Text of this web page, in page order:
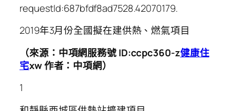
requestId:687bfdf8ad7528.42070179.
2019年3月份全國擬在建供熱、燃氣項目
（來源：中項網服務號 ID:ccpc360-z健康住
宅xw 作者：中項網）
1